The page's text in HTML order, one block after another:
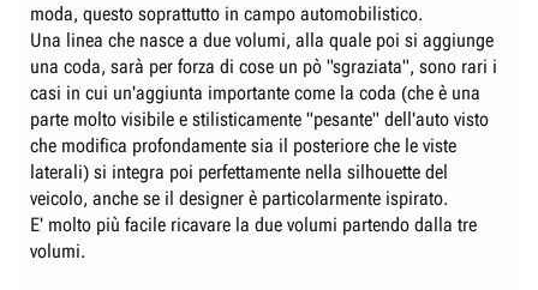
moda, questo soprattutto in campo automobilistico.
Una linea che nasce a due volumi, alla quale poi si aggiunge
una coda, sarà per forza di cose un pò "sgraziata", sono rari i
casi in cui un'aggiunta importante come la coda (che è una
parte molto visibile e stilisticamente "pesante" dell'auto visto
che modifica profondamente sia il posteriore che le viste
laterali) si integra poi perfettamente nella silhouette del
veicolo, anche se il designer è particolarmente ispirato.
E' molto più facile ricavare la due volumi partendo dalla tre
volumi.